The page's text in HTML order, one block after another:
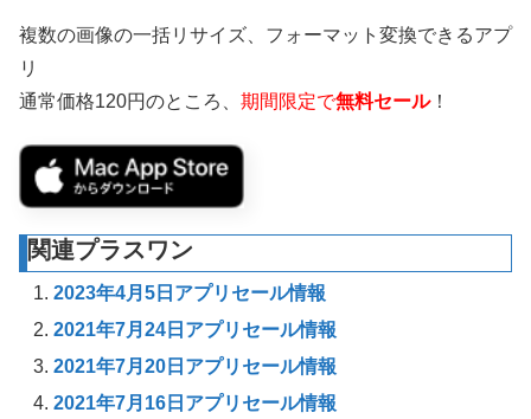
複数の画像の一括リサイズ、フォーマット変換できるアプ
リ
通常価格120円のところ、 期間限定で無料セール！
関連プラスワン
2023年4月5日アプリセール情報
2021年7月24日アプリセール情報
2021年7月20日アプリセール情報
2021年7月16日アプリセール情報